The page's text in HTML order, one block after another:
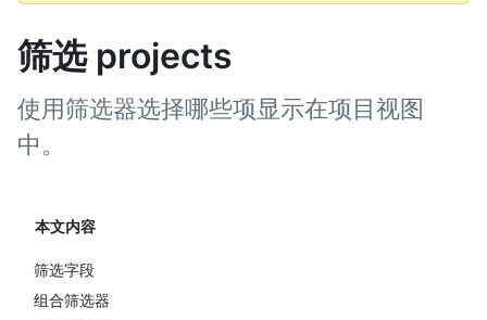
筛选 projects
使用筛选器选择哪些项显示在项目视图
中。
本文内容
筛选字段
组合筛选器